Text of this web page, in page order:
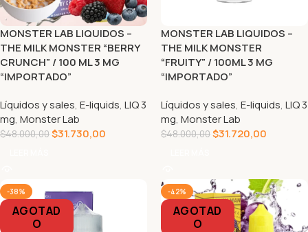
MONSTER LAB LIQUIDOS –
THE MILK MONSTER “BERRY
CRUNCH” / 100 ML 3 MG
“IMPORTADO”
Líquidos y sales, E-liquids, LIQ 3
mg, Monster Lab
$48.000,00$31.730,00
MONSTER LAB LIQUIDOS –
THE MILK MONSTER
“FRUITY” / 100ML 3 MG
“IMPORTADO”
Líquidos y sales, E-liquids, LIQ 3
mg, Monster Lab
$48.000,00$31.720,00
-38%
AGOTAD
O
-42%
AGOTAD
O